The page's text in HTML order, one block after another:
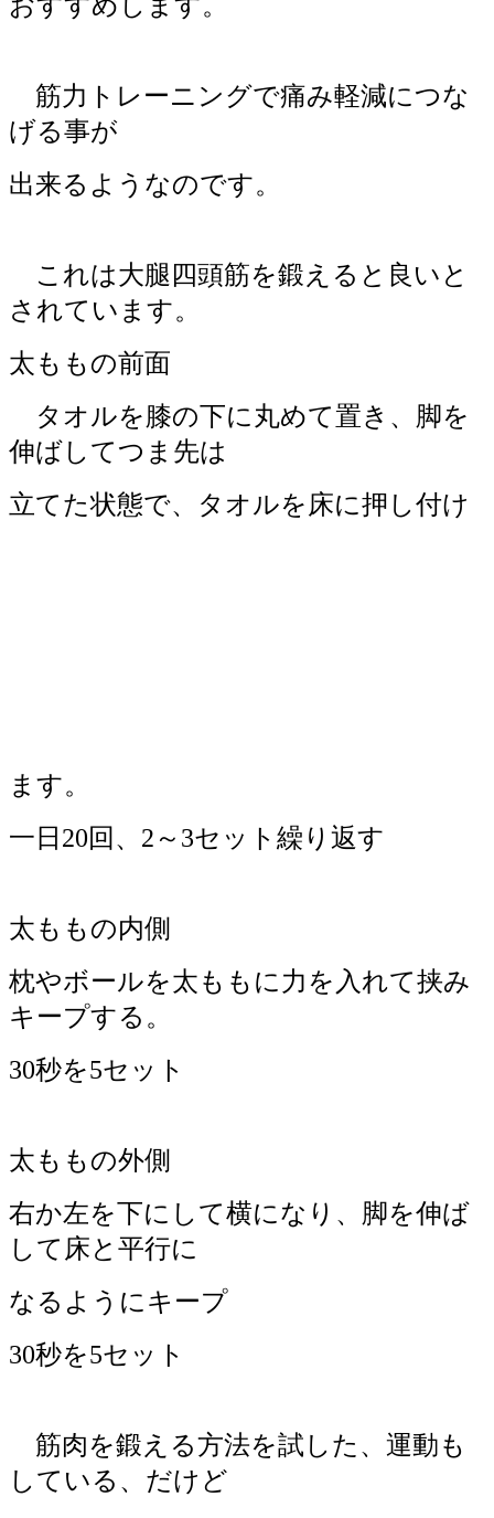
おすすめします。
筋力トレーニングで痛み軽減につな
げる事が
出来るようなのです。
これは大腿四頭筋を鍛えると良いと
されています。
太ももの前面
タオルを膝の下に丸めて置き、脚を
伸ばしてつま先は
立てた状態で、タオルを床に押し付け
ます。
一日20回、2～3セット繰り返す
太ももの内側
枕やボールを太ももに力を入れて挟み
キープする。
30秒を5セット
太ももの外側
右か左を下にして横になり、脚を伸ば
して床と平行に
なるようにキープ
30秒を5セット
筋肉を鍛える方法を試した、運動も
している、だけど